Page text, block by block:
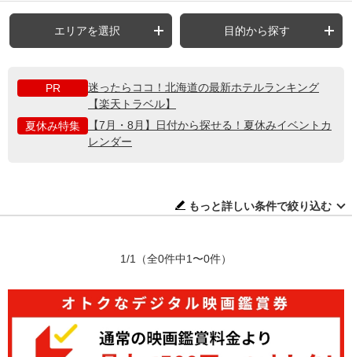
エリアを選択 目的から探す
PR
迷ったらココ！北海道の最新ホテルランキング
【楽天トラベル】
夏休み特集
【7月・8月】日付から探せる！夏休みイベントカ
レンダー
もっと詳しい条件で絞り込む
1/1 （全0件中1〜0件）